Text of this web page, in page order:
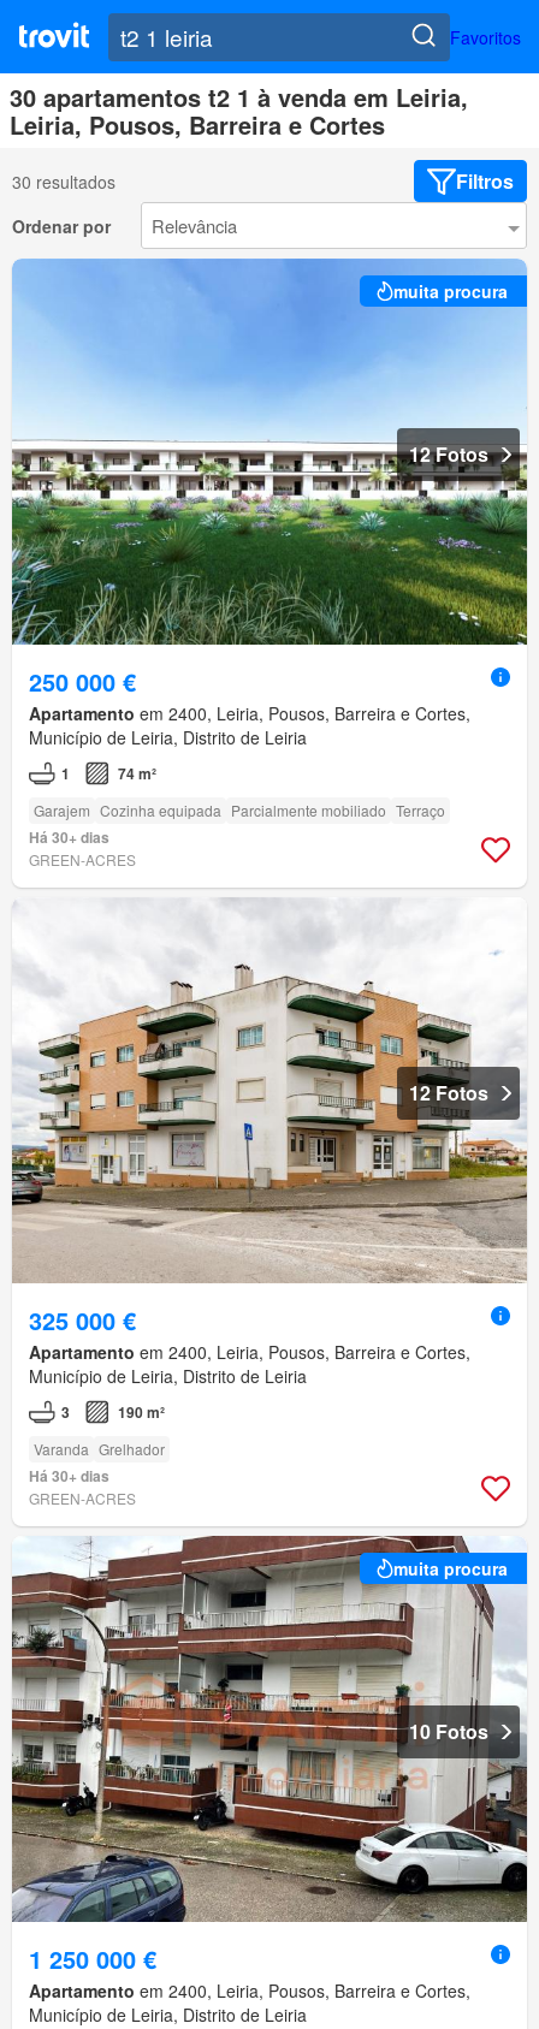
Favoritos
30 apartamentos t2 1 à venda em Leiria,
Leiria, Pousos, Barreira e Cortes
30 resultados Filtros
Ordenar por
muita procura
12 Fotos
250 000 €
Apartamento em 2400, Leiria, Pousos, Barreira e Cortes,
Município de Leiria, Distrito de Leiria
1 74 m²
Garajem Cozinha equipada Parcialmente mobiliado Terraço
Há 30+ dias
GREEN-ACRES
12 Fotos
325 000 €
Apartamento em 2400, Leiria, Pousos, Barreira e Cortes,
Município de Leiria, Distrito de Leiria
3 190 m²
Varanda Grelhador
Há 30+ dias
GREEN-ACRES
muita procura
10 Fotos
1 250 000 €
Apartamento em 2400, Leiria, Pousos, Barreira e Cortes,
Município de Leiria, Distrito de Leiria